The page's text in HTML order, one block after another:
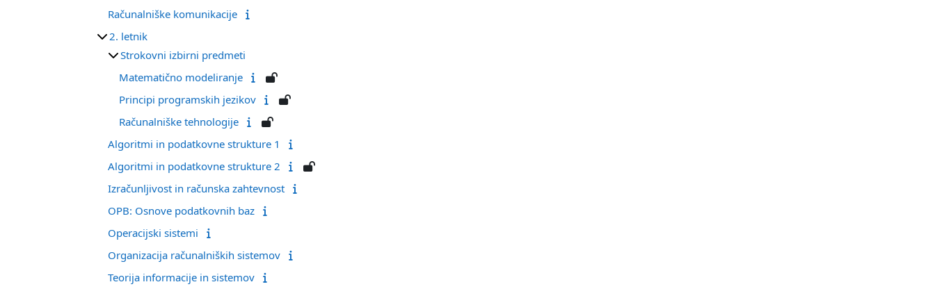
Računalniške komunikacije
2. letnik
Strokovni izbirni predmeti
Matematično modeliranje
Principi programskih jezikov
Računalniške tehnologije
Algoritmi in podatkovne strukture 1
Algoritmi in podatkovne strukture 2
Izračunljivost in računska zahtevnost
OPB: Osnove podatkovnih baz
Operacijski sistemi
Organizacija računalniških sistemov
Teorija informacije in sistemov